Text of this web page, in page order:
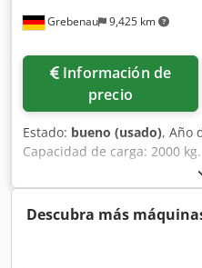
Grebenau 9,425 km
Información de
precio
Estado: bueno (usado), Año
Capacidad de carga: 2000
mm. Diámetro exterior
Diámetro interior mínimo
Sgmepfx Akbsf Altura
Descubra más